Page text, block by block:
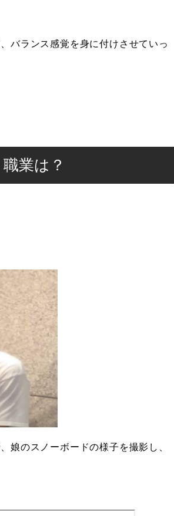
バランス感覚を身に付けさせていっ
業は？
娘のスノーボードの様子を撮影し、